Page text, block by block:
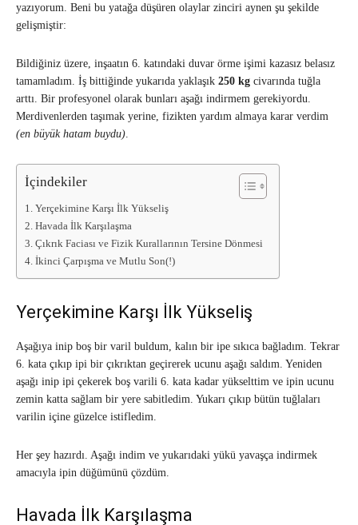
yazıyorum. Beni bu yatağa düşüren olaylar zinciri aynen şu şekilde
gelişmiştir:
Bildiğiniz üzere, inşaatın 6. katındaki duvar örme işimi kazasız belasız
tamamladım. İş bittiğinde yukarıda yaklaşık 250 kg civarında tuğla
arttı. Bir profesyonel olarak bunları aşağı indirmem gerekiyordu.
Merdivenlerden taşımak yerine, fizikten yardım almaya karar verdim
(en büyük hatam buydu)
İçindekiler
Yerçekimine Karşı İlk Yükseliş
Havada İlk Karşılaşma
Çıkrık Faciası ve Fizik Kurallarının Tersine Dönmesi
İkinci Çarpışma ve Mutlu Son(!)
Yerçekimine Karşı İlk Yükseliş
Aşağıya inip boş bir varil buldum, kalın bir ipe sıkıca bağladım. Tekrar
6. kata çıkıp ipi bir çıkrıktan geçirerek ucunu aşağı saldım. Yeniden
aşağı inip ipi çekerek boş varili 6. kata kadar yükselttim ve ipin ucunu
zemin katta sağlam bir yere sabitledim. Yukarı çıkıp bütün tuğlaları
varilin içine güzelce istifledim.
Her şey hazırdı. Aşağı indim ve yukarıdaki yükü yavaşça indirmek
amacıyla ipin düğümünü çözdüm.
Havada İlk Karşılaşma